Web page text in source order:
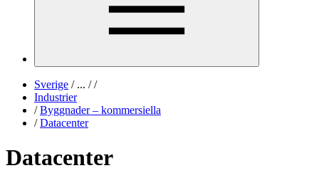
Sverige /... / /
Industrier
/ Byggnader – kommersiella
/ Datacenter
Datacenter